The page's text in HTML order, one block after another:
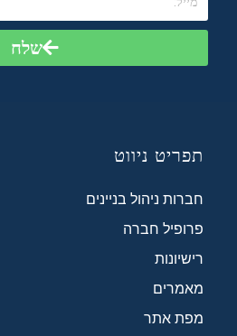
שלח
תפריט ניווט
חברות ניהול בניינים
פרופיל חברה
רישיונות
מאמרים
מפת אתר